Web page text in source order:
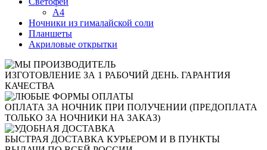
А4
Ночники из гималайской соли
Планшеты
Акриловые открытки
ИЗГОТОВЛЕНИЕ ЗА 1 РАБОЧИЙ ДЕНЬ. ГАРАНТИЯ
КАЧЕСТВА
ОПЛАТА ЗА НОЧНИК ПРИ ПОЛУЧЕНИИ (ПРЕДОПЛАТА
ТОЛЬКО ЗА НОЧНИКИ НА ЗАКАЗ)
БЫСТРАЯ ДОСТАВКА КУРЬЕРОМ И В ПУНКТЫ